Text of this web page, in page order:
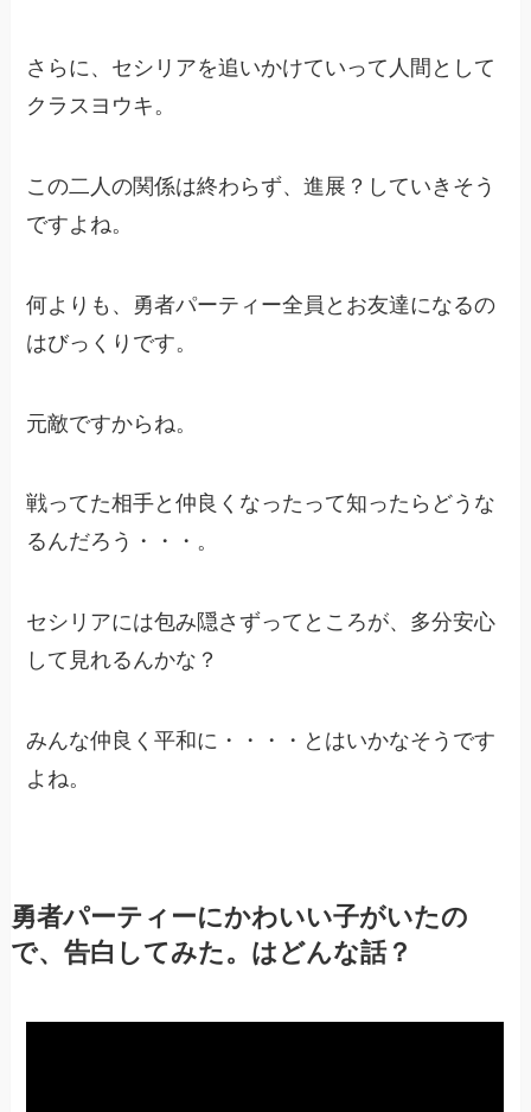
さらに、セシリアを追いかけていって人間として
クラスヨウキ。
この二人の関係は終わらず、進展？していきそう
ですよね。
何よりも、勇者パーティー全員とお友達になるの
はびっくりです。
元敵ですからね。
戦ってた相手と仲良くなったって知ったらどうな
るんだろう・・・。
セシリアには包み隠さずってところが、多分安心
して見れるんかな？
みんな仲良く平和に・・・・とはいかなそうです
よね。
勇者パーティーにかわいい子がいたの
で、告白してみた。はどんな話？